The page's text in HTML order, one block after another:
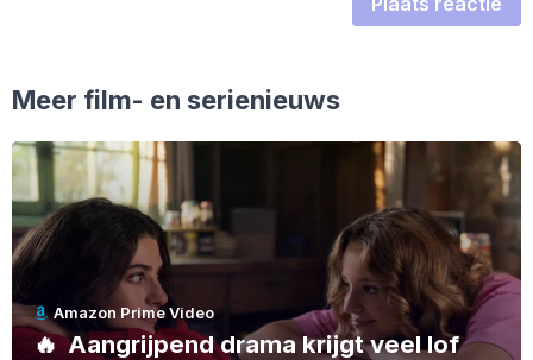
Meer film- en serienieuws
Amazon Prime Video
🔥Aangrijpend drama krijgt veel lof